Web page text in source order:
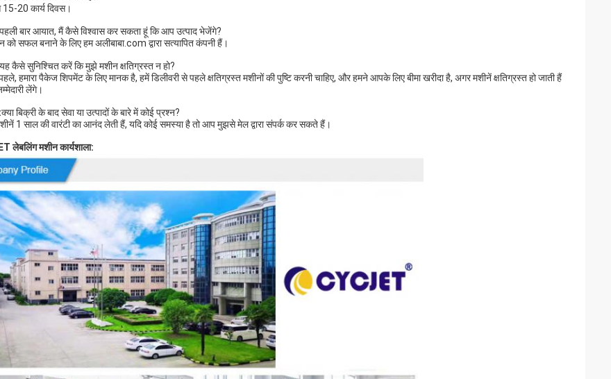
20 कार्य दिवस।
पहली बार आयात, मैं कैसे विश्वास कर सकता हूं कि आप उत्पाद भेजेंगे?
को सफल बनाने के लिए हम अलीबाबा.com द्वारा सत्यापित कंपनी हैं।
यह कैसे सुनिश्चित करें कि मुझे मशीन क्षतिग्रस्त न हो?
हमारा पैकेज शिपमेंट के लिए मानक है, हमें डिलीवरी से पहले क्षतिग्रस्त मशीनों की पुष्टि करनी चाहिए, और हमने आपके लिए बीमा खरीदा है, अगर मशीनें क्षतिग्रस्त हो जाती हैं
लेंगे।
क्या बिक्री के बाद सेवा या उत्पादों के बारे में कोई प्रश्न?
1 साल की वारंटी का आनंद लेती हैं, यदि कोई समस्या है तो आप मुझसे मेल द्वारा संपर्क कर सकते हैं।
लेबलिंग मशीन कार्यशाला: